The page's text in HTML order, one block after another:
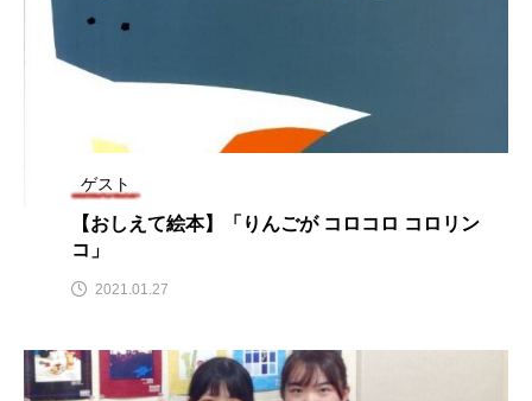
こばえちゃ東北
さっちゃん社協だより すずかけ台
すずかけ台小学校 すずきまみ
ちめいど雄介のお砂糖ミルクはどうされますか
つなごーごー てっぺんの向こうにあなたがいる
ゲスト
【おしえて絵本】「りんごが コロコロ コロリン
コ」
2021.01.27